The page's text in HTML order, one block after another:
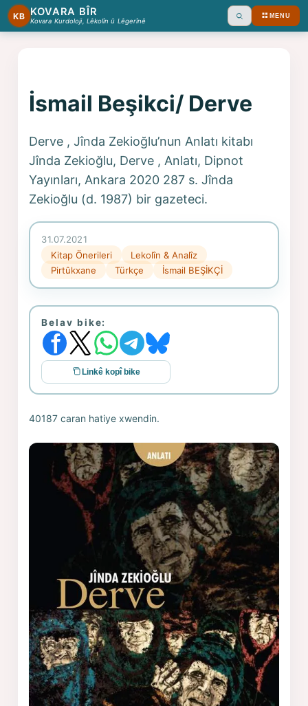
KB KOVARA BÎR
Kovara Kurdoloji, Lêkolîn û Lêgerînê Ara MENU
İsmail Beşikci/ Derve
Derve , Jînda Zekioğlu’nun Anlatı kitabı
Jînda Zekioğlu, Derve , Anlatı, Dipnot
Yayınları, Ankara 2020 287 s. Jînda
Zekioğlu (d. 1987) bir gazeteci.
31.07.2021
Kitap Önerileri
Lekolîn & Analîz
Pirtûkxane
Türkçe İsmail BEŞİKÇİ
Belav bike:
Linkê kopî bike
40187 caran hatiye xwendin.